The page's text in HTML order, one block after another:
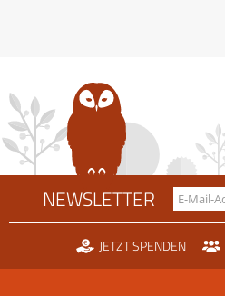
NEWSLETTER
JETZT SPENDEN